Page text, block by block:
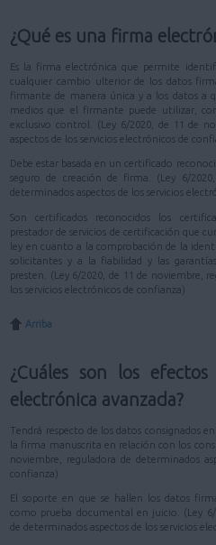
¿Qué es una firma
Es la firma electrónica que permite
cualquier cambio ulterior de los datos
firmante de manera única y a los datos a
medios que el firmante puede utilizar,
exclusivo control. (Ley 6/2020, de 11 de
aspectos de los servicios electrónicos de
Debe estar basada en un certificado
seguro de creación de firma. (Ley 6/
determinados aspectos de los servicios
Son certificados reconocidos los
prestador de servicios de certificación que
ley en cuanto a la comprobación de la
solicitantes y a la fiabilidad y las
presten. (Ley 6/2020, de 11 de noviembre,
los servicios electrónicos de confianza)
Arriba
¿Cuáles son los
electrónica avanzada?
Tendrá respecto de los datos consignados
la firma manuscrita en relación con los
noviembre, reguladora de determinados
confianza)
El soporte en que se hallen los datos
como prueba documental en juicio. (Ley
de determinados aspectos de los servicios